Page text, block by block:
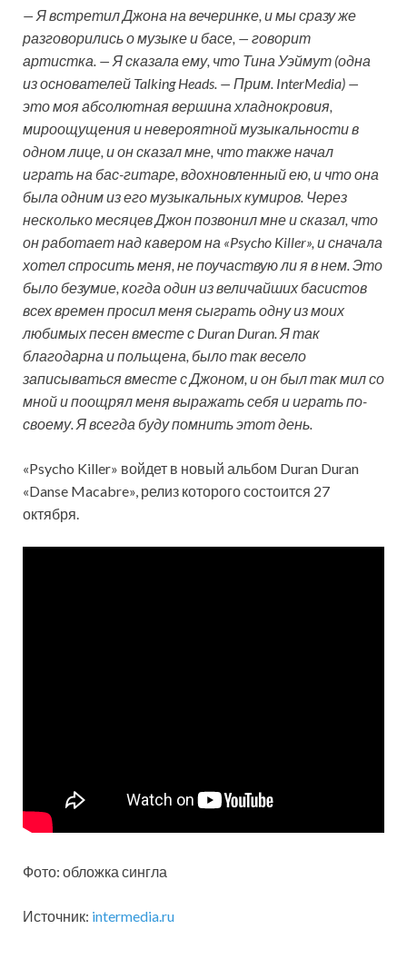
— Я встретил Джона на вечеринке, и мы сразу же
разговорились о музыке и басе, — говорит
артистка. — Я сказала ему, что Тина Уэймут (одна
из основателей Talking Heads. — Прим. InterMedia) —
это моя абсолютная вершина хладнокровия,
мироощущения и невероятной музыкальности в
одном лице, и он сказал мне, что также начал
играть на бас-гитаре, вдохновленный ею, и что она
была одним из его музыкальных кумиров. Через
несколько месяцев Джон позвонил мне и сказал, что
он работает над кавером на «Psycho Killer», и сначала
хотел спросить меня, не поучаствую ли я в нем. Это
было безумие, когда один из величайших басистов
всех времен просил меня сыграть одну из моих
любимых песен вместе с Duran Duran. Я так
благодарна и польщена, было так весело
записываться вместе с Джоном, и он был так мил со
мной и поощрял меня выражать себя и играть по-
своему. Я всегда буду помнить этот день.
«Psycho Killer» войдет в новый альбом Duran Duran
«Danse Macabre», релиз которого состоится 27
октября.
Фото: обложка сингла
Источник: intermedia.ru